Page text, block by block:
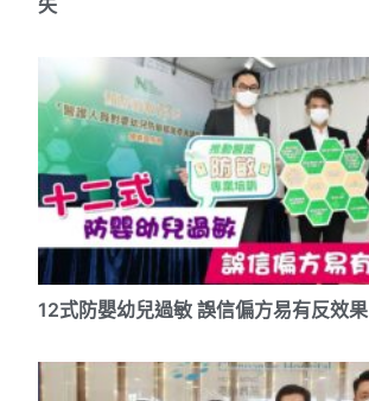
失
12式防嬰幼兒過敏 誤信偏方易有反效果